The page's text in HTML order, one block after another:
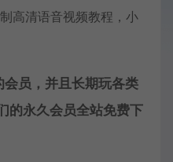
高清语音视频教程，小
员，并且长期玩各类
的永久会员全站免费下